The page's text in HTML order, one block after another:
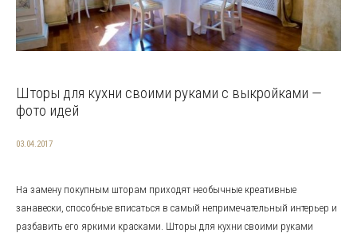
Шторы для кухни своими руками с выкройками —
фото идей
03.04.2017
На замену покупным шторам приходят необычные креативные
занавески, способные вписаться в самый непримечательный интерьер и
разбавить его яркими красками. Шторы для кухни своими руками